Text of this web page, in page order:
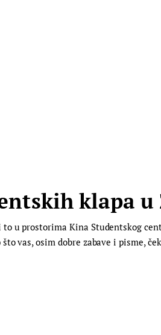
klapa u
u prostorima Kina Studentskog
vas, osim dobre zabave i pisme,